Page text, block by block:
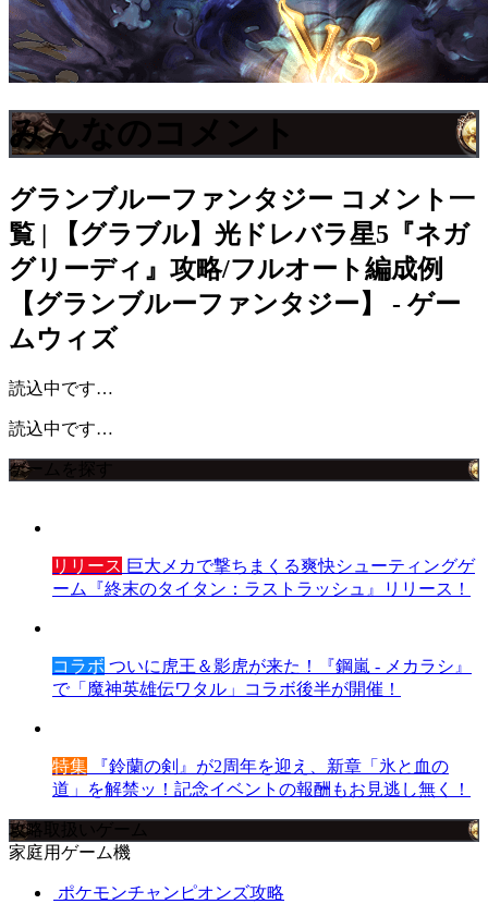
みんなのコメント
グランブルーファンタジー コメント一
覧 | 【グラブル】光ドレバラ星5『ネガ
グリーディ』攻略/フルオート編成例
【グランブルーファンタジー】 - ゲー
ムウィズ
読込中です…
読込中です…
ゲームを探す
リリース 巨大メカで撃ちまくる爽快シューティングゲ
ーム『終末のタイタン：ラストラッシュ』リリース！
コラボ ついに虎王＆影虎が来た！『鋼嵐 - メカラシ』
で「魔神英雄伝ワタル」コラボ後半が開催！
特集 『鈴蘭の剣』が2周年を迎え、新章「氷と血の
道」を解禁ッ！記念イベントの報酬もお見逃し無く！
攻略取扱いゲーム
家庭用ゲーム機
ポケモンチャンピオンズ攻略